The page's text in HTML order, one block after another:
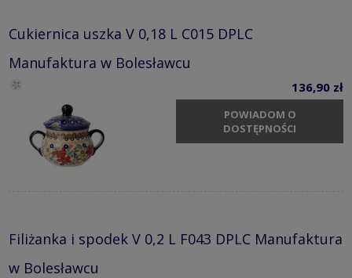
Cukiernica uszka V 0,18 L C015 DPLC
Manufaktura w Bolesławcu
136,90 zł
POWIADOM O
DOSTĘPNOŚCI
Filiżanka i spodek V 0,2 L F043 DPLC Manufaktura
w Bolesławcu